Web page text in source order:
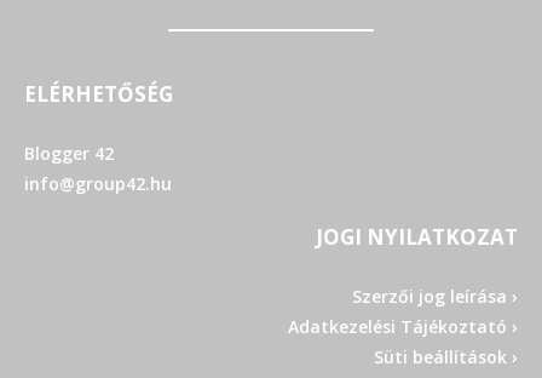
ELÉRHETŐSÉG
Blogger 42
info@group42.hu
JOGI NYILATKOZAT
Szerzői jog leírása ›
Adatkezelési Tájékoztató ›
Süti beállítások ›